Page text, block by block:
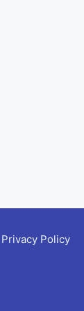
Privacy Policy